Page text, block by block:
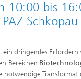
10:00 bis
Schkopau
ein dringendes
Bereichen